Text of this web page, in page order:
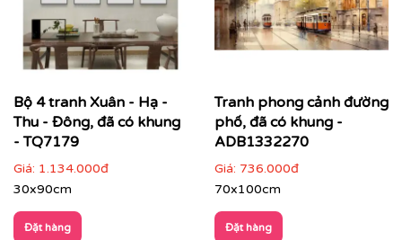
Vải canvas dày dặn, bề mặt sần nhẹ, giữ màu tốt,
không lo bạc phai màu.
Tăng độ bám mực, cho hình ảnh sắc nét, sống
Bộ 4 tranh Xuân - Hạ -
Thu - Đông, đã có khung
- TQ7179
Giá: 1.134.000đ
30x90cm
Đặt hàng
Tranh phong cảnh đường
phố, đã có khung -
ADB1332270
Giá: 736.000đ
70x100cm
Đặt hàng